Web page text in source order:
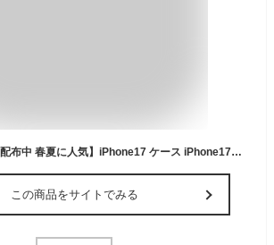
【40%OFFクーポン配布中 春夏に人気】iPhone17 ケース iPhone17e ケース iPhone16e iPhone16 ケース iPhone14 iPhone15 ケース iPhone12 iPhone13 mini ケース iPhone SE 第3世代 iPhone17 Pro Max Air Plus カバー iPhone11 iPhoneケース クリア スマホケース かわいい 韓国
この商品をサイトでみる